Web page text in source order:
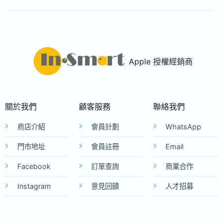
Apple 授權經銷商
關於我們
商店介紹
門市地址
Facebook
Instagram
顧客服務
會員計劃
會員註冊
訂單查詢
意見回饋
聯絡我們
WhatsApp
Email
商業合作
人才招募